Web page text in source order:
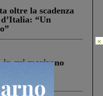
oltre la scadenza
“Un
in cui morirono
fra tir....
×